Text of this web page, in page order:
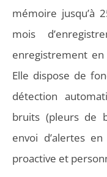
mémoire jusqu’à
mois
enregistrement
Elle dispose de
détection
bruits (pleurs de
envoi d’alertes
proactive et